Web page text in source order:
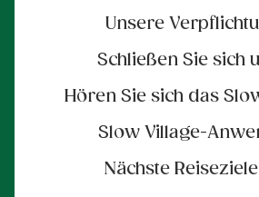
Unsere
Schließen Sie sich
Hören Sie sich das
Slow Village-
Nächste